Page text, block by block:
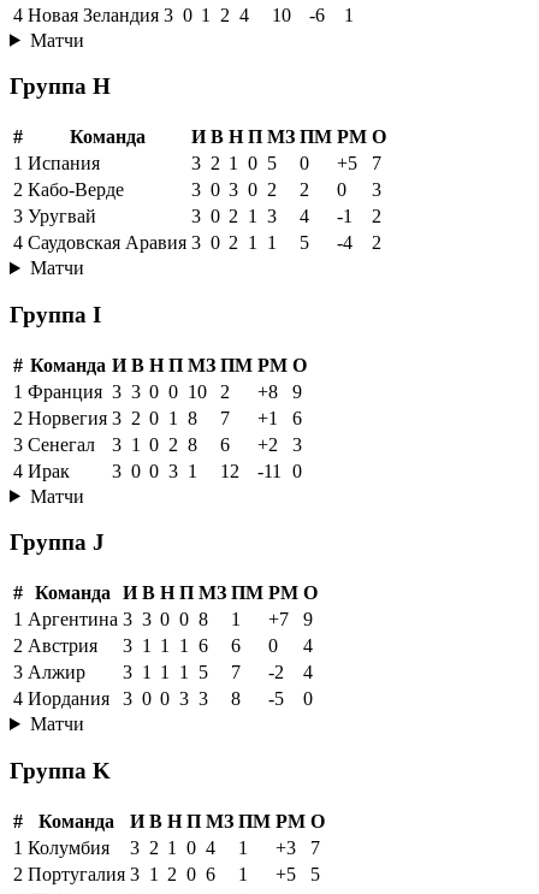
4 Новая Зеландия 3 0 1 2 4 10 -6
1
Матчи
Группа H
# Команда И В Н П МЗ ПМ РМ О
1 Испания 3 2 1 0 5 0 +5
7
2 Кабо-Верде 3 0 3 0 2 2 0
3
3 Уругвай 3 0 2 1 3 4 -1
2
4 Саудовская Аравия 3 0 2 1 1 5 -4
2
Матчи
Группа I
# Команда И В Н П МЗ ПМ РМ О
1 Франция 3 3 0 0 10 2 +8
9
2 Норвегия 3 2 0 1 8 7 +1
6
3 Сенегал 3 1 0 2 8 6 +2
3
4 Ирак 3 0 0 3 1 12 -11
0
Матчи
Группа J
# Команда И В Н П МЗ ПМ РМ О
1 Аргентина 3 3 0 0 8 1 +7
9
2 Австрия 3 1 1 1 6 6 0
4
3 Алжир 3 1 1 1 5 7 -2
4
4 Иордания 3 0 0 3 3 8 -5
0
Матчи
Группа K
# Команда И В Н П МЗ ПМ РМ О
1 Колумбия 3 2 1 0 4 1 +3
7
2 Португалия 3 1 2 0 6 1 +5
5